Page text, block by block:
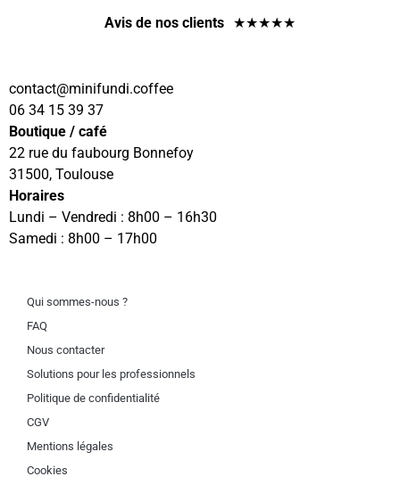
Avis de nos clients ★★★★★
contact@minifundi.coffee
06 34 15 39 37
Boutique / café
22 rue du faubourg Bonnefoy
31500, Toulouse
Horaires
Lundi – Vendredi : 8h00 – 16h30
Samedi : 8h00 – 17h00
Qui sommes-nous ?
FAQ
Nous contacter
Solutions pour les professionnels
Politique de confidentialité
CGV
Mentions légales
Cookies